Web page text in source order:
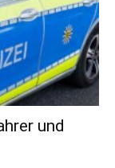
und